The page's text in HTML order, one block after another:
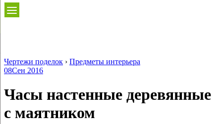
Чертежи поделок › Предметы интерьера
08Сен 2016
Часы настенные деревянные
с маятником